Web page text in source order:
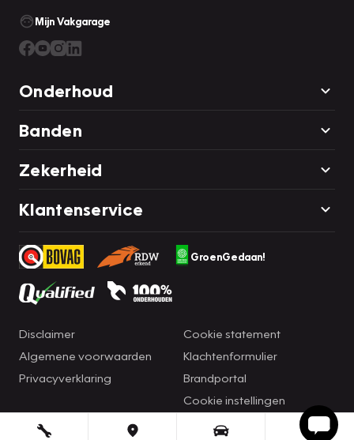
Mijn Vakgarage
Onderhoud
Banden
Zekerheid
Klantenservice
GroenGedaan!
Disclaimer
Algemene voorwaarden
Privacyverklaring
Cookie statement
Klachtenformulier
Brandportal
Cookie instellingen